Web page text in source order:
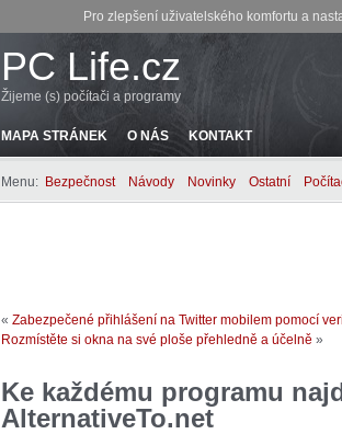
Pro zlepšení uživatelského komfortu a
PC Life.cz
Žijeme (s) počítači a programy
MAPA STRÁNEK O NÁS KONTAKT
Menu: Bezpečnost Návody Novinky Ostatní
« Zabezpečené přihlášení na Twitter mobilem pomocí
Rozmístěte si okna na své ploše přehledně a účelně »
Ke každému programu
AlternativeTo.net